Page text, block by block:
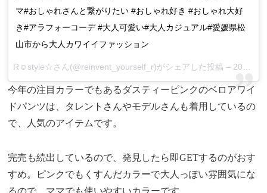
マ#おしゃれさんと繋がりたい #おしゃれ好き #おしゃれ大好
き#アラフォーコーデ #大人可愛い#大人カジュアル#愛媛県松
山市から大人カワイイファッション
R☺︎style☆さん(@reinvent_yourself_r)がシェアした投稿 – 2017 11月 7 6:02午前 PST
今年の注目カラーでもあるダスティーピンクのベロアワイ
ドパンツは、タレントさんやモデルさんも着用しているの
で、人気のアイテムです。
完売も続出しているので、発見したら即GETするのがおす
すめ。ピンクでもくすんだカラーで大人っぽい雰囲気にな